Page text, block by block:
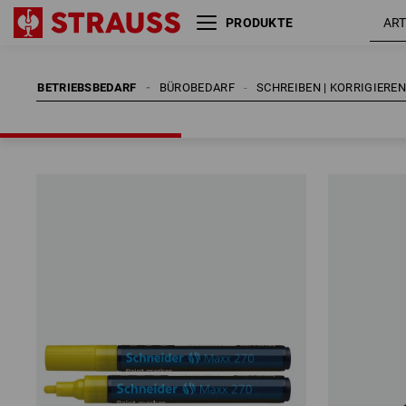
PRODUKTE
BETRIEBSBEDARF SCHREIBEN | KORRIGIEREN
BÜROBEDARF
BETRIEBSBEDARF SCHREIBEN | KORRIGIEREN
BÜROBEDARF